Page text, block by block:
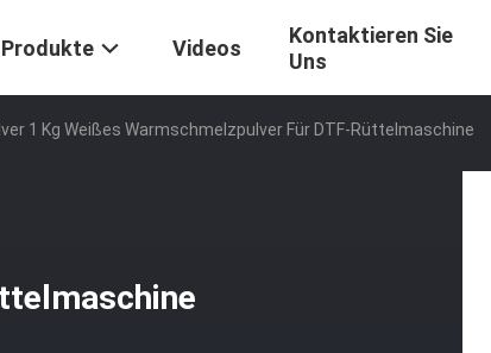
Produkte Videos
Kontaktieren Sie
Uns
1 Kg Weißes Warmschmelzpulver Für DTF-Rüttelmaschine